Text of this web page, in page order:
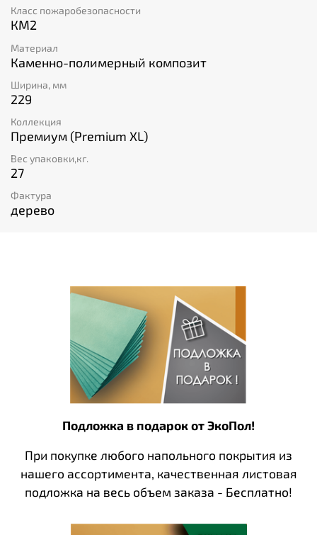
Класс пожаробезопасности
КМ2
Материал
Каменно-полимерный композит
Ширина, мм
229
Коллекция
Премиум (Premium XL)
Вес упаковки,кг.
27
Фактура
дерево
Подложка в подарок от ЭкоПол!
При покупке любого напольного покрытия из
нашего ассортимента, качественная листовая
подложка на весь объем заказа - Бесплатно!